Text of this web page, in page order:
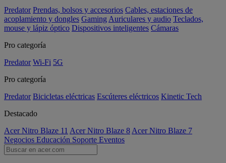
Predator Prendas, bolsos y accesorios Cables, estaciones de
acoplamiento y dongles Gaming Auriculares y audio Teclados,
mouse y lápiz óptico Dispositivos inteligentes Cámaras
Pro categoría
Predator Wi-Fi 5G
Pro categoría
Predator Bicicletas eléctricas Escúteres eléctricos Kinetic Tech
Destacado
Acer Nitro Blaze 11 Acer Nitro Blaze 8 Acer Nitro Blaze 7
Negocios Educación Soporte Eventos